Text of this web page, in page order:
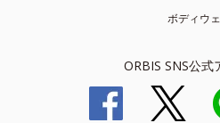
ボディウ
ORBIS SNS公式